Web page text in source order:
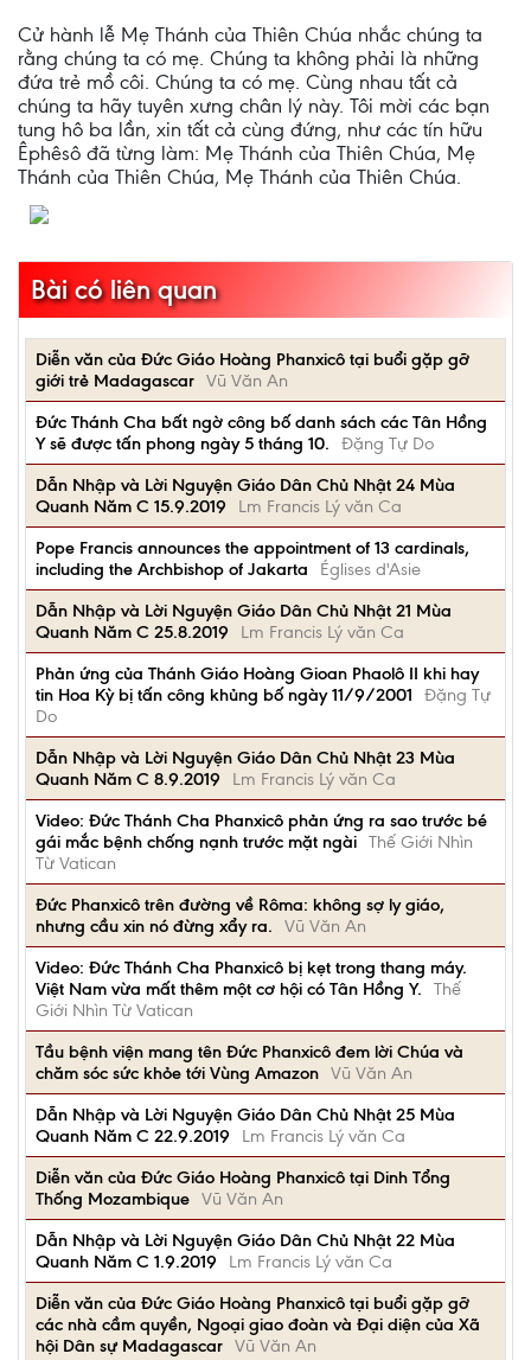
Cử hành lễ Mẹ Thánh của Thiên Chúa nhắc chúng ta
rằng chúng ta có mẹ. Chúng ta không phải là những
đứa trẻ mồ côi. Chúng ta có mẹ. Cùng nhau tất cả
chúng ta hãy tuyên xưng chân lý này. Tôi mời các bạn
tung hô ba lần, xin tất cả cùng đứng, như các tín hữu
Êphêsô đã từng làm: Mẹ Thánh của Thiên Chúa, Mẹ
Thánh của Thiên Chúa, Mẹ Thánh của Thiên Chúa.
Bài có liên quan
Diễn văn của Đức Giáo Hoàng Phanxicô tại buổi gặp gỡ
giới trẻ Madagascar Vũ Văn An
Đức Thánh Cha bất ngờ công bố danh sách các Tân Hồng
Y sẽ được tấn phong ngày 5 tháng 10.
Đặng Tự Do
Dẫn Nhập và Lời Nguyện Giáo Dân Chủ Nhật 24 Mùa
Quanh Năm C 15.9.2019
Lm Francis Lý văn Ca
Pope Francis announces the appointment of 13 cardinals,
including the Archbishop of Jakarta
Églises d'Asie
Dẫn Nhập và Lời Nguyện Giáo Dân Chủ Nhật 21 Mùa
Quanh Năm C 25.8.2019
Lm Francis Lý văn Ca
Phản ứng của Thánh Giáo Hoàng Gioan Phaolô II khi hay
tin Hoa Kỳ bị tấn công khủng bố ngày 11/9/2001
Đặng Tự
Do
Dẫn Nhập và Lời Nguyện Giáo Dân Chủ Nhật 23 Mùa
Quanh Năm C 8.9.2019
Lm Francis Lý văn Ca
Video: Đức Thánh Cha Phanxicô phản ứng ra sao trước bé
gái mắc bệnh chống nạnh trước mặt ngài Thế Giới Nhìn
Từ Vatican
Đức Phanxicô trên đường về Rôma: không sợ ly giáo,
nhưng cầu xin nó đừng xẩy ra.
Vũ Văn An
Video: Đức Thánh Cha Phanxicô bị kẹt trong thang máy.
Việt Nam vừa mất thêm một cơ hội có Tân Hồng Y.
Thế
Giới Nhìn Từ Vatican
Tầu bệnh viện mang tên Đức Phanxicô đem lời Chúa và
chăm sóc sức khỏe tới Vùng Amazon Vũ Văn An
Dẫn Nhập và Lời Nguyện Giáo Dân Chủ Nhật 25 Mùa
Quanh Năm C 22.9.2019
Lm Francis Lý văn Ca
Diễn văn của Đức Giáo Hoàng Phanxicô tại Dinh Tổng
Thống Mozambique Vũ Văn An
Dẫn Nhập và Lời Nguyện Giáo Dân Chủ Nhật 22 Mùa
Quanh Năm C 1.9.2019
Lm Francis Lý văn Ca
Diễn văn của Đức Giáo Hoàng Phanxicô tại buổi gặp gỡ
các nhà cầm quyền, Ngoại giao đoàn và Đại diện của Xã
hội Dân sự Madagascar Vũ Văn An